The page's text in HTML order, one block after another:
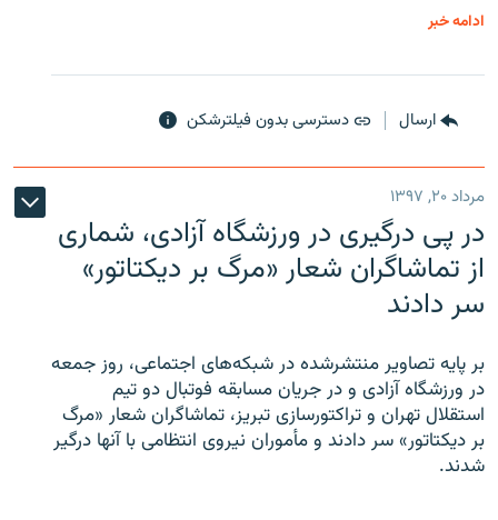
ادامه خبر
ارسال دسترسی بدون فیلترشکن
مرداد ۲۰, ۱۳۹۷
در پی درگیری در ورزشگاه آزادی، شماری
از تماشاگران شعار «مرگ بر دیکتاتور»
سر دادند
بر پایه تصاویر منتشرشده در شبکه‌های اجتماعی، روز جمعه
در ورزشگاه آزادی و در جریان مسابقه فوتبال دو تیم
استقلال تهران و تراکتورسازی تبریز، تماشاگران شعار «مرگ
بر دیکتاتور» سر دادند و مأموران نیروی انتظامی با آنها درگیر
شدند.